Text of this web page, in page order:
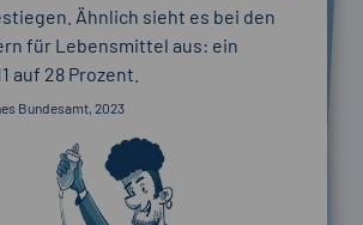
Ähnlich sieht es bei den
für Lebensmittel aus: ein
auf 28 Prozent.
Bundesamt, 2023